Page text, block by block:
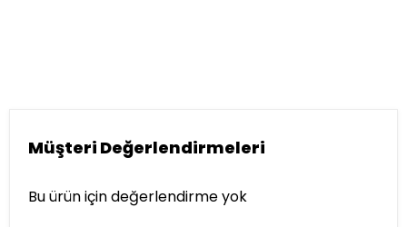
Müşteri Değerlendirmeleri
Bu ürün için değerlendirme yok